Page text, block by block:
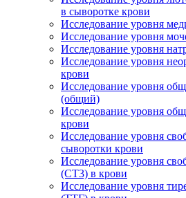
в сыворотке крови
Исследование уровня
Исследование уровня
Исследование уровня
Исследование уровня
крови
Исследование уровня
(общий)
Исследование уровня
крови
Исследование уровня
сыворотки крови
Исследование уровня
(СТ3) в крови
Исследование уровня